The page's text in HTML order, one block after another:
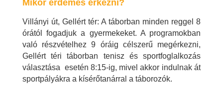
Mikor érdemes érkezni?
Villányi út, Gellért tér: A táborban minden reggel 8
órától fogadjuk a gyermekeket. A programokban
való részvételhez 9 óráig célszerű megérkezni,
Gellért téri táborban tenisz és sportfoglalkozás
választása esetén 8:15-ig, mivel akkor indulnak át
sportpályákra a kísérőtanárral a táborozók.